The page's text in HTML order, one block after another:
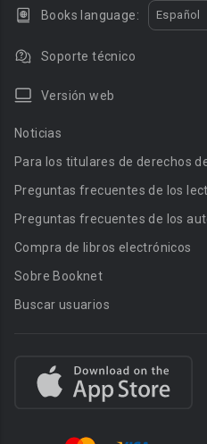
Books language: Español
Soporte técnico
Versión web
Noticias
Para los titulares de derechos
Preguntas frecuentes de los
Preguntas frecuentes de los
Compra de libros electrónicos
Sobre Booknet
Buscar usuarios